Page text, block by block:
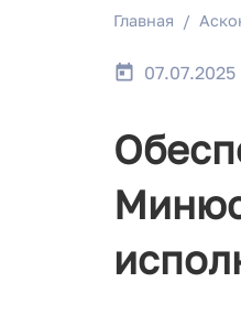
Главная
07.07.2025